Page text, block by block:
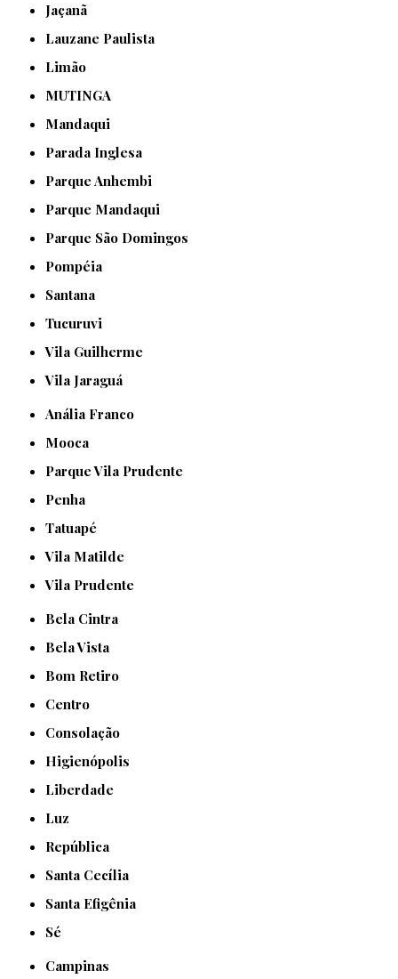
Jaçanã
Lauzane Paulista
Limão
MUTINGA
Mandaqui
Parada Inglesa
Parque Anhembi
Parque Mandaqui
Parque São Domingos
Pompéia
Santana
Tucuruvi
Vila Guilherme
Vila Jaraguá
Anália Franco
Mooca
Parque Vila Prudente
Penha
Tatuapé
Vila Matilde
Vila Prudente
Bela Cintra
Bela Vista
Bom Retiro
Centro
Consolação
Higienópolis
Liberdade
Luz
República
Santa Cecília
Santa Efigênia
Sé
Campinas